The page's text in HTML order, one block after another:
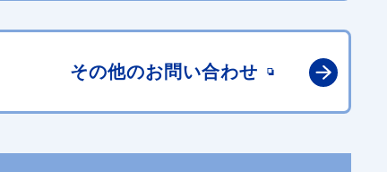
その他のお問い合わせ